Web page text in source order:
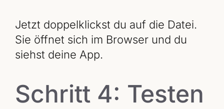
Jetzt doppelklickst du auf die Datei.
Sie öffnet sich im Browser und du
siehst deine App.
Schritt 4: Testen